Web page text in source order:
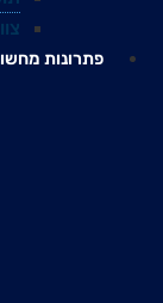
פתרונות